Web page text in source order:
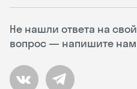
Не нашли ответа на свой
вопрос — напишите нам